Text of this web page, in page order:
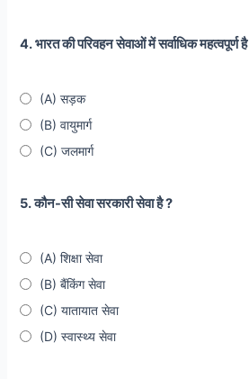
4. भारत की परिवहन सेवाओं में सर्वाधिक महत्वपूर्ण है
(A) सड़क
(B) वायुमार्ग
(C) जलमार्ग
5. कौन-सी सेवा सरकारी सेवा है ?
(A) शिक्षा सेवा
(B) बैंकिंग सेवा
(C) यातायात सेवा
(D) स्वास्थ्य सेवा